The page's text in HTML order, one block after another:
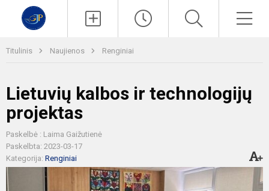
Titulinis Naujienos Renginiai
Lietuvių kalbos ir technologijų
projektas
Paskelbė : Laima Gaižutienė
Paskelbta: 2023-03-17
Kategorija: Renginiai